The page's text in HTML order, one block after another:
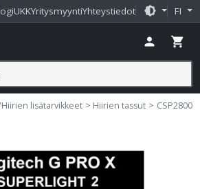
UKKYritysmyyntiYhteystiedot brightness_medium FI
person shopping_cart
lisätarvikkeet Hiirien tassut CSP2800